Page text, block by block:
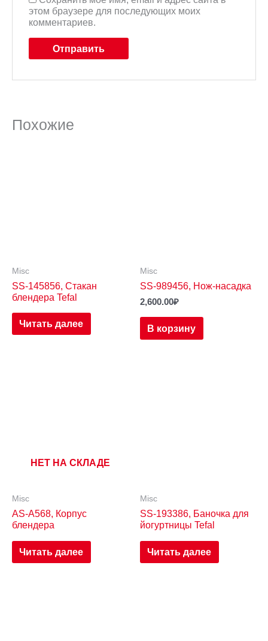
этом браузере для последующих моих
комментариев.
Похожие
Misc
SS-145856, Стакан
блендера Tefal
Читать далее
Misc
SS-989456, Нож-насадка
2,600.00₽
В корзину
НЕТ НА СКЛАДЕ
Misc
AS-A568, Корпус
блендера
Читать далее
Misc
SS-193386, Баночка для
йогуртницы Tefal
Читать далее